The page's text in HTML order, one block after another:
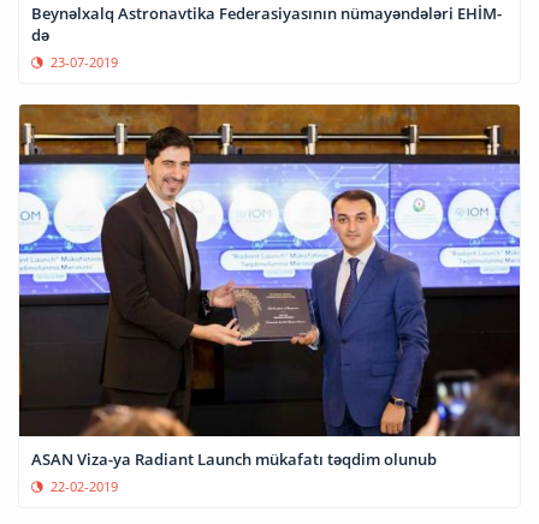
Beynəlxalq Astronavtika Federasiyasının nümayəndələri EHİM-
də
23-07-2019
ASAN Viza-ya Radiant Launch mükafatı təqdim olunub
22-02-2019